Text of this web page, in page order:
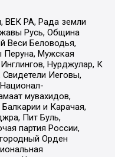
ВЕК РА, Рада земли
Русь, Община
Веси Беловодья,
Мужская
Нурджулар, К
Иеговы,
мувахидов,
и Карачая,
Пит Буль,
партия России,
Орден